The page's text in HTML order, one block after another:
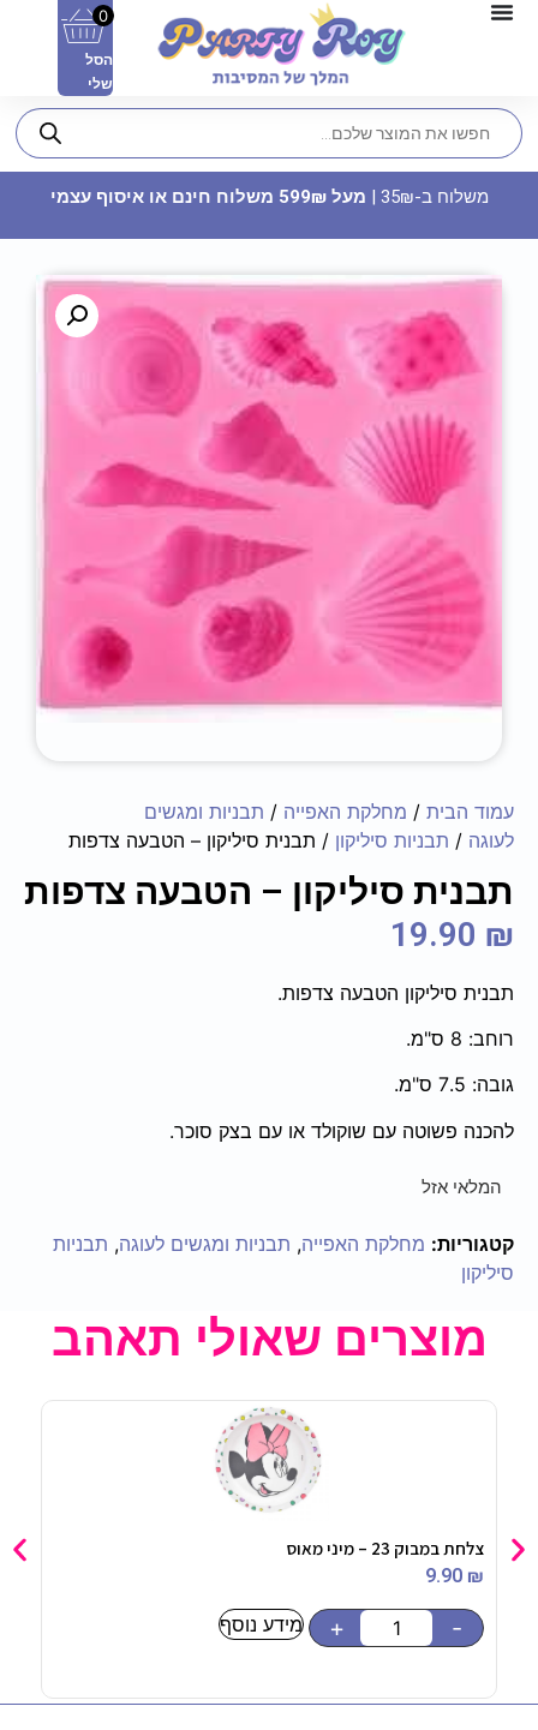
שרשרת דגל ישראל מלבן - 5 מטר
14.90
0
הסל
שלי
משלוח ב-35₪ | מעל 599₪ משלוח חינם או איסוף עצמי
עמוד הבית / מחלקת האפייה / תבניות ומגשים
לעוגה / תבניות סיליקון / תבנית סיליקון – הטבעה צדפות
תבנית סיליקון – הטבעה צדפות
19.90 ₪
תבנית סיליקון הטבעה צדפות.
רוחב: 8 ס"מ.
גובה: 7.5 ס"מ.
להכנה פשוטה עם שוקולד או עם בצק סוכר.
המלאי אזל
קטגוריות: מחלקת האפייה, תבניות ומגשים לעוגה, תבניות
סיליקון
מוצרים שאולי תאהב
צלחת במבוק 23 – מיני מאוס
9.90 ₪
-
+ מידע נוסף